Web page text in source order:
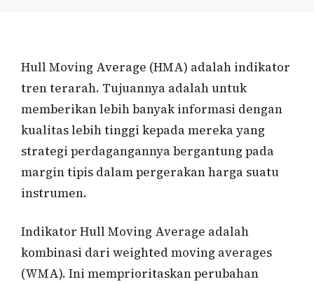
Hull Moving Average (HMA) adalah indikator
tren terarah. Tujuannya adalah untuk
memberikan lebih banyak informasi dengan
kualitas lebih tinggi kepada mereka yang
strategi perdagangannya bergantung pada
margin tipis dalam pergerakan harga suatu
instrumen.
Indikator Hull Moving Average adalah
kombinasi dari weighted moving averages
(WMA). Ini memprioritaskan perubahan